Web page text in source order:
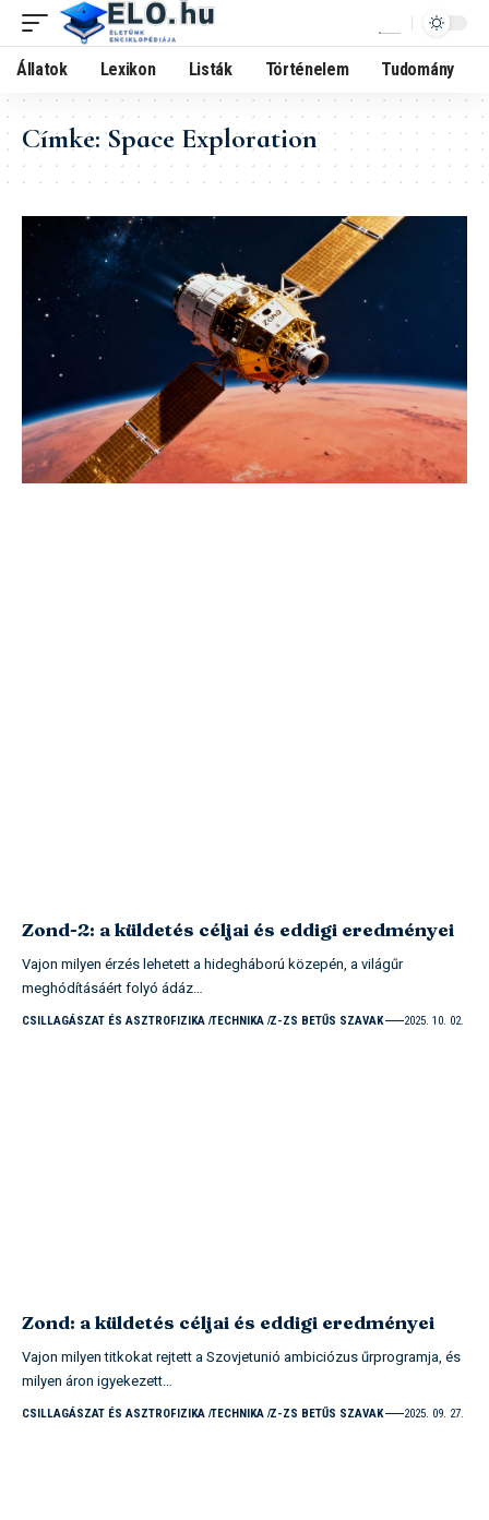
Állatok Lexikon Listák Történelem Tudomány
Címke:Space Exploration
Zond-2: a küldetés céljai és eddigi eredményei
Vajon milyen érzés lehetett a hidegháború közepén, a világűr
meghódításáért folyó ádáz…
CSILLAGÁSZAT ÉS ASZTROFIZIKA TECHNIKA Z-ZS BETŰS SZAVAK 2025. 10. 02.
Zond: a küldetés céljai és eddigi eredményei
Vajon milyen titkokat rejtett a Szovjetunió ambiciózus űrprogramja, és
milyen áron igyekezett…
CSILLAGÁSZAT ÉS ASZTROFIZIKA TECHNIKA Z-ZS BETŰS SZAVAK 2025. 09. 27.